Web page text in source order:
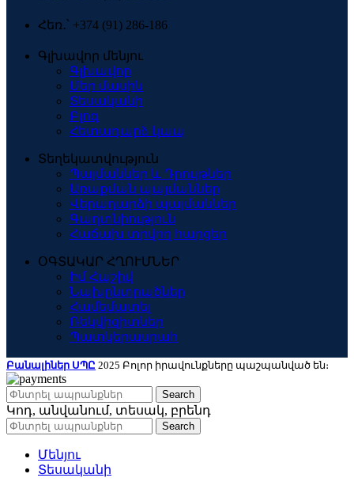
Հեռ․՝ +374 (91) 286-186
Գլխավոր մենյու
Գլխավոր
Մեր մասին
Տեսականի
Բլոգ
Հետադարձ կապ
Տեղեկատվություն
Պայմաններ և Դրույթներ
Առաքման պայմաններ
Վերադարձի պայմաններ
Գաղտնիություն
Հաճախ տրվող հարցեր
ՕԳՏԱԿԱՐ ՀՂՈՒՄՆԵՐ
Իմ Հաշիվ
Նախընտրածներ
Համեմատել
Ռեկվիզիտներ
Պատկերասրահ
Բանալիներ ՍՊԸ 2025 Բոլոր իրավունքները պաշպանված են։
Search
Կոդ, անվանում, տեսակ, բրենդ
Search
Մենյու
Տեսականի